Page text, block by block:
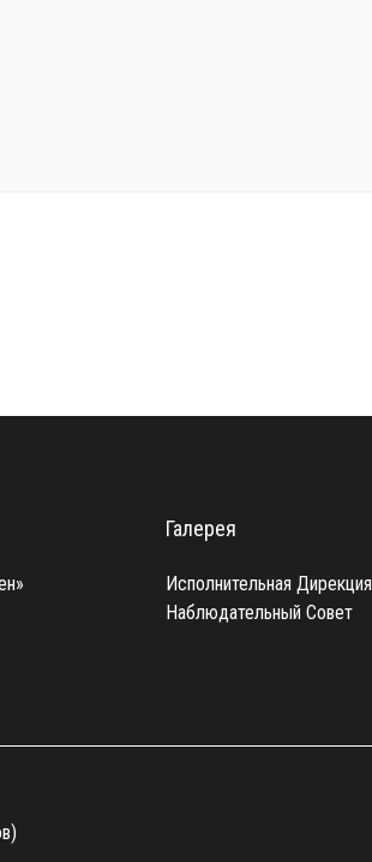
Галерея
Исполнительная Дирекция
Наблюдательный Совет